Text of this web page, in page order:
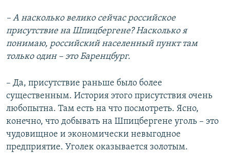
– А насколько велико сейчас российское
присутствие на Шпицбергене? Насколько я
понимаю, российский населенный пункт там
только один – это Баренцбург.
– Да, присутствие раньше было более
существенным. История этого присутствия очень
любопытна. Там есть на что посмотреть. Ясно,
конечно, что добывать на Шпицбергене уголь – это
чудовищное и экономически невыгодное
предприятие. Уголек оказывается золотым.